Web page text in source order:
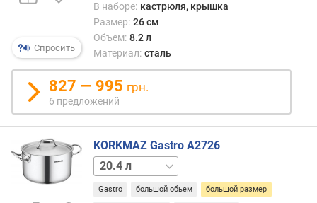
д
ж
е
и
о
н
Спросить
В наборе: кастрюля, крышка
Размер: 26 см
Объем: 8.2 л
Материал: сталь
827 — 995 грн.
6 предложений
KORKMAZ Gastro A2726
2 л31 л
Gastro большой обьем большой размер